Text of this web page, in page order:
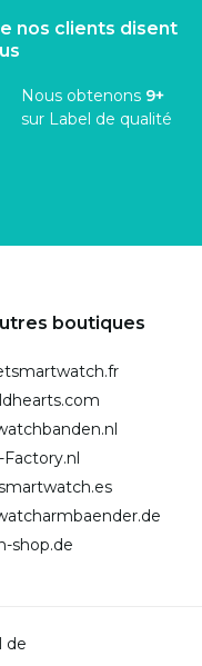
nos clients disent
Nous obtenons 9+
sur Label de qualité
boutiques
shop.de
de